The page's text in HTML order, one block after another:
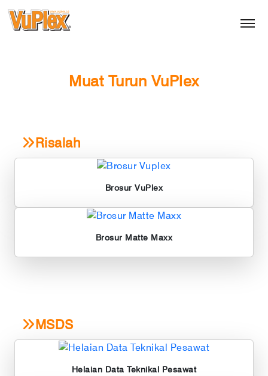
Muat Turun VuPlex
Risalah
Brosur VuPlex
Brosur Matte Maxx
MSDS
Helaian Data Teknikal Pesawat